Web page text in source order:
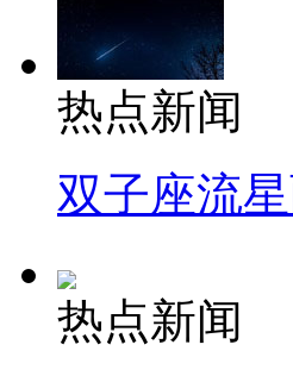
热点新闻
双子座流
热点新闻